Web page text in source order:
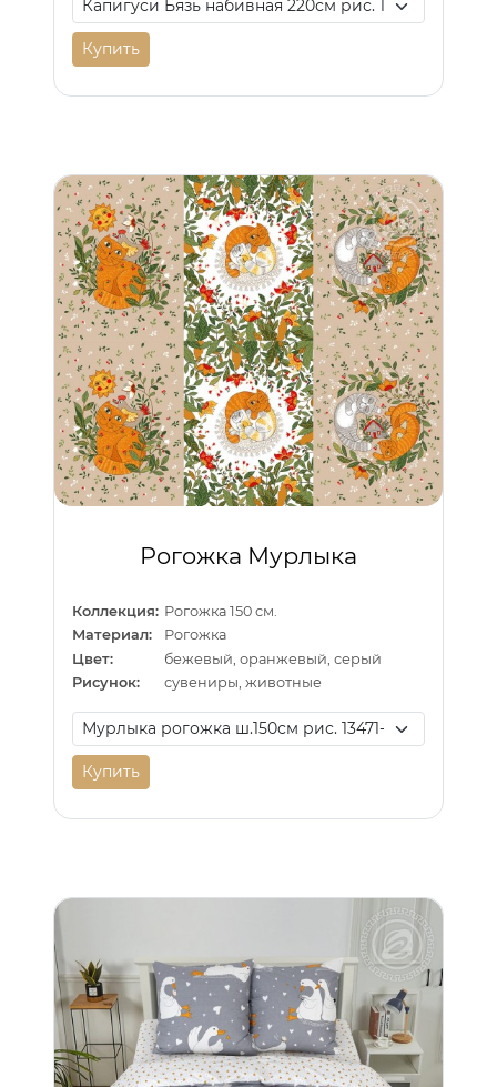
Купить
Рогожка Мурлыка
Коллекция: Рогожка 150 см.
Материал:
Рогожка
Цвет:
бежевый, оранжевый, серый
Рисунок:
сувениры, животные
Купить